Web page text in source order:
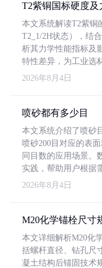
T2紫铜国标硬度
本文系统解读T2紫铜
T2_1/2H状态），结
析其力学性能指标及
特性差异，为工业选
2026年8月4日
喷砂都有多少目
本文系统介绍了喷砂
喷砂200目对应的表
同目数的应用场景。
实践，帮助用户根据
2026年8月4日
M20化学锚栓尺寸
本文详细解析M20化
括螺杆直径、钻孔尺
凝土结构后锚固技术